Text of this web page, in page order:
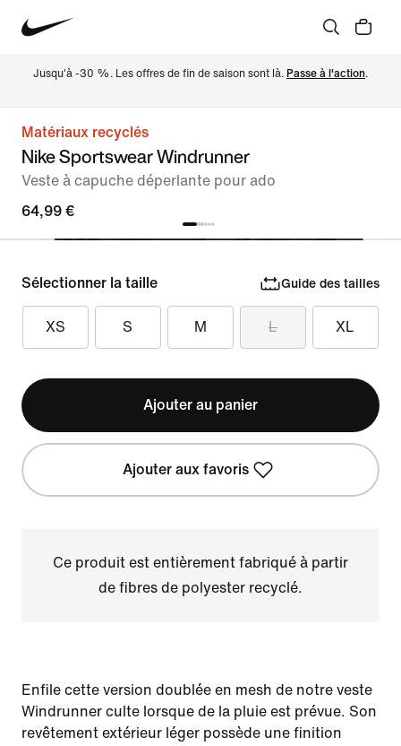
Jusqu'à -30 %. Les offres de fin de saison sont là. Passe à l'action.
Matériaux recyclés
Nike Sportswear Windrunner
Veste à capuche déperlante pour ado
64,99 €
Sélectionner la taille Guide des tailles
XS S M L XL
Ajouter au panier
Ajouter aux favoris
Ce produit est entièrement fabriqué à partir
de fibres de polyester recyclé.
Enfile cette version doublée en mesh de notre veste
Windrunner culte lorsque de la pluie est prévue. Son
revêtement extérieur léger possède une finition